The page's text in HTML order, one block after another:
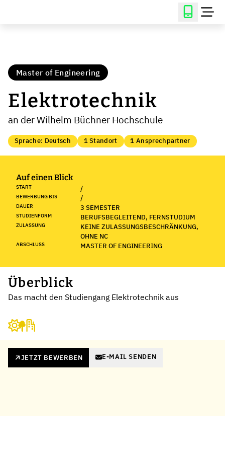
Master of Engineering
Elektrotechnik
an der Wilhelm Büchner Hochschule
Sprache: Deutsch 1 Standort 1 Ansprechpartner
Auf einen Blick
START /
BEWERBUNG BIS /
DAUER 3 SEMESTER
STUDIENFORM BERUFSBEGLEITEND, FERNSTUDIUM
ZULASSUNG
KEINE ZULASSUNGSBESCHRÄNKUNG,
OHNE NC
ABSCHLUSS MASTER OF ENGINEERING
Überblick
Das macht den Studiengang Elektrotechnik aus
JETZT BEWERBEN E-MAIL SENDEN